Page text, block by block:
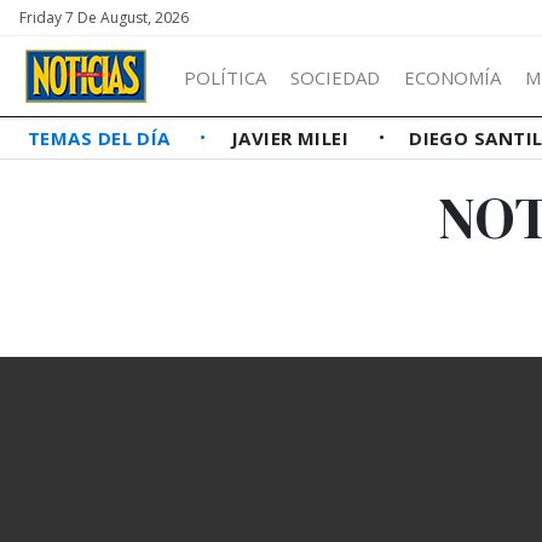
Friday 7 De August, 2026
POLÍTICA SOCIEDAD ECONOMÍA
TEMAS DEL DÍA JAVIER MILEI DIEGO